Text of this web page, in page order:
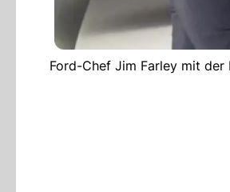
Ford-Chef Jim Farley mit